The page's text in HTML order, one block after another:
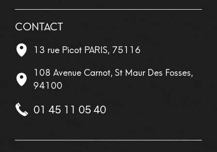
CONTACT
13 rue Picot PARIS, 75116
108 Avenue Carnot, St Maur Des Fosses,
94100
01 45 11 05 40